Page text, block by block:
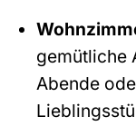
gemütliche
Abende